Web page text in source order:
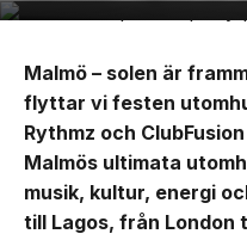
Malmö – solen är
flyttar vi festen
Rythmz och
Malmös ultimata
musik, kultur, energi
till Lagos, från London